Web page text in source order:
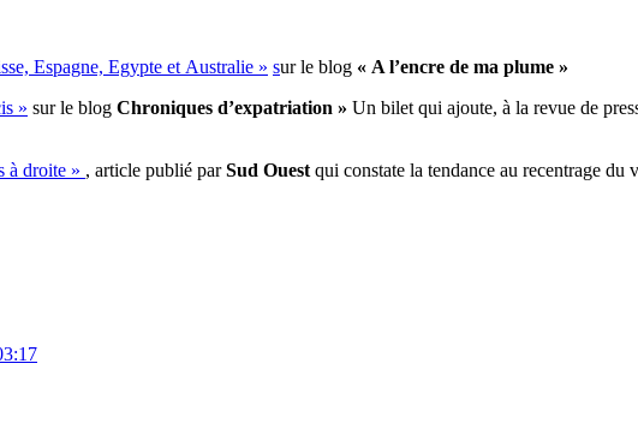
Espagne, Egypte et Australie » sur le blog « A l’encre de ma plume »
» sur le blog Chroniques d’expatriation » Un bilet qui ajoute, à la revue de
à droite » , article publié parSud Ouest qui constate la tendance au recentrage du